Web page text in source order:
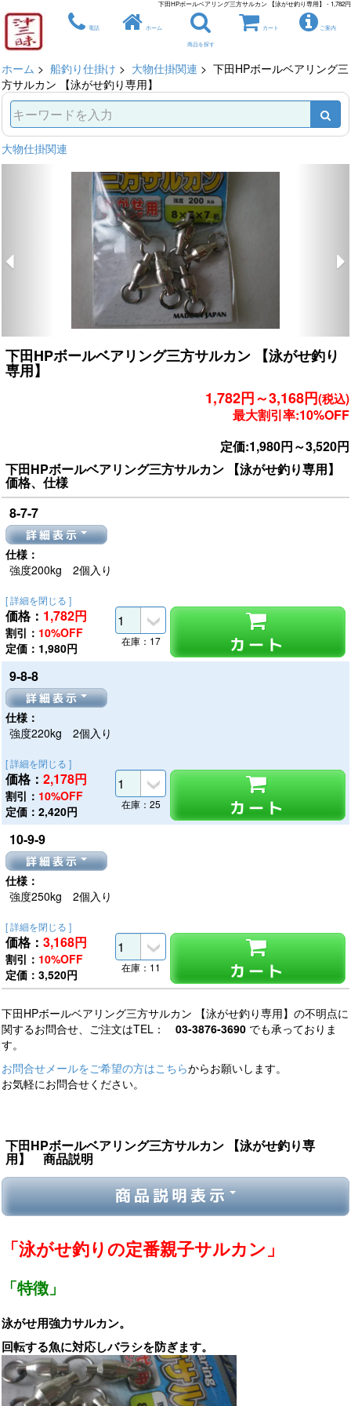
下田HPボールベアリング三方サルカン 【泳がせ釣り専用】 - 1,782円
電話 ホーム
商品を探す
カート ご案内
ホーム > 船釣り仕掛け > 大物仕掛関連 > 下田HPボールベアリング三
方サルカン 【泳がせ釣り専用】
大物仕掛関連
下田HPボールベアリング三方サルカン 【泳がせ釣り
専用】
1,782円～3,168円(税込)
最大割引率:10%OFF
定価:1,980円～3,520円
下田HPボールベアリング三方サルカン 【泳がせ釣り専用】
価格、仕様
8-7-7
詳細表示
仕様：
強度200kg 2個入り
[ 詳細を閉じる ]
価格： 1,782円
割引： 10%OFF
定価：1,980円
カート
在庫：17
9-8-8
詳細表示
仕様：
強度220kg 2個入り
[ 詳細を閉じる ]
価格： 2,178円
割引： 10%OFF
定価：2,420円
カート
在庫：25
10-9-9
詳細表示
仕様：
強度250kg 2個入り
[ 詳細を閉じる ]
価格： 3,168円
割引： 10%OFF
定価：3,520円
カート
在庫：11
下田HPボールベアリング三方サルカン 【泳がせ釣り専用】の不明点に
関するお問合せ、ご注文はTEL： 03-3876-3690 でも承っておりま
す。
お問合せメールをご希望の方はこちらからお願いします。
お気軽にお問合せください。
下田HPボールベアリング三方サルカン 【泳がせ釣り専
用】 商品説明
商品説明表示
「泳がせ釣りの定番親子サルカン」
「特徴」
泳がせ用強力サルカン。
回転する魚に対応しバラシを防ぎます。